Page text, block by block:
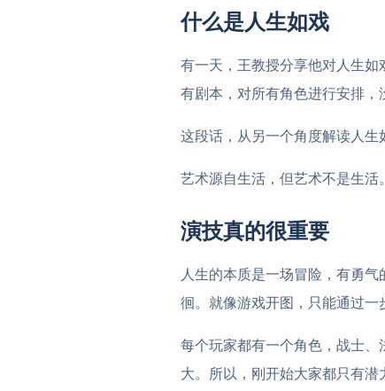
什么是人生如戏
有一天，王教授分享他对人生
有剧本，对所有角色进行安排，
这段话，从另一个角度解读人生
艺术源自生活，但艺术不是生活。
演技真的很重要
人生的本质是一场冒险，有勇
徊。就像游戏开图，只能通过一
每个玩家都有一个角色，战士
大。所以，刚开始大家都只有